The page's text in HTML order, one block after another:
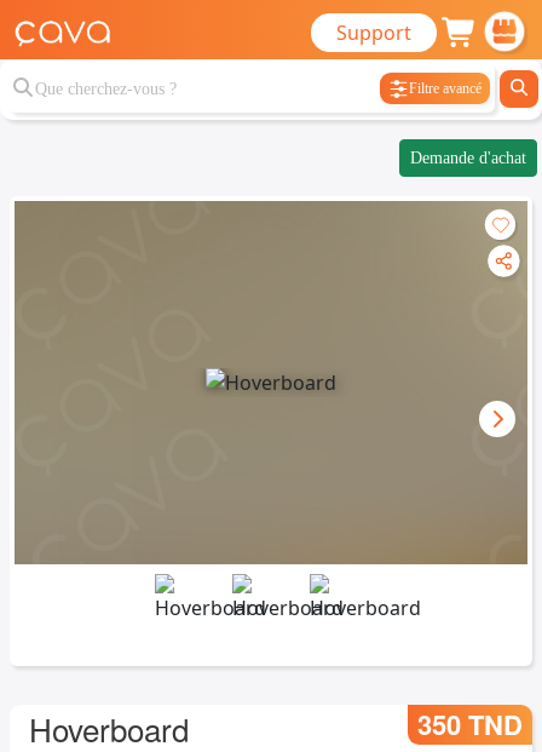
Support
Filtre avancé
Demande d'achat
Hoverboard 350 TND